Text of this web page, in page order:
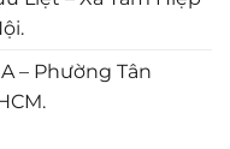
– Phường Tân